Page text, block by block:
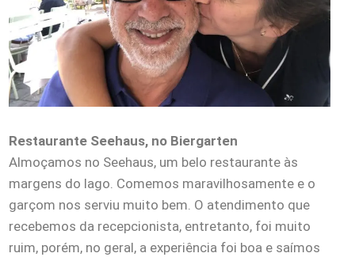
Restaurante Seehaus, no Biergarten
Almoçamos no Seehaus, um belo restaurante às
margens do lago. Comemos maravilhosamente e o
garçom nos serviu muito bem. O atendimento que
recebemos da recepcionista, entretanto, foi muito
ruim, porém, no geral, a experiência foi boa e saímos